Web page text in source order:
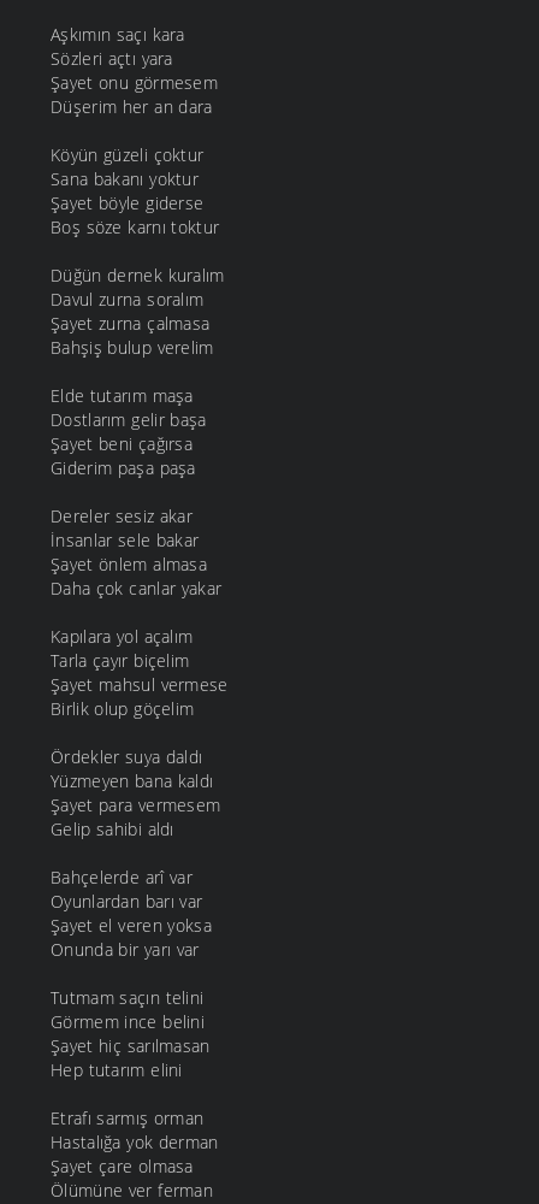
Aşkımın saçı kara
Sözleri açtı yara
Şayet onu görmesem
Düşerim her an dara
Köyün güzeli çoktur
Sana bakanı yoktur
Şayet böyle giderse
Boş söze karnı toktur
Düğün dernek kuralım
Davul zurna soralım
Şayet zurna çalmasa
Bahşiş bulup verelim
Elde tutarım maşa
Dostlarım gelir başa
Şayet beni çağırsa
Giderim paşa paşa
Dereler sesiz akar
İnsanlar sele bakar
Şayet önlem almasa
Daha çok canlar yakar
Kapılara yol açalım
Tarla çayır biçelim
Şayet mahsul vermese
Birlik olup göçelim
Ördekler suya daldı
Yüzmeyen bana kaldı
Şayet para vermesem
Gelip sahibi aldı
Bahçelerde arî var
Oyunlardan barı var
Şayet el veren yoksa
Onunda bir yarı var
Tutmam saçın telini
Görmem ince belini
Şayet hiç sarılmasan
Hep tutarım elini
Etrafı sarmış orman
Hastalığa yok derman
Şayet çare olmasa
Ölümüne ver ferman